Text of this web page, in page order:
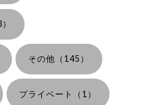
その他（145）
プライベート（1）